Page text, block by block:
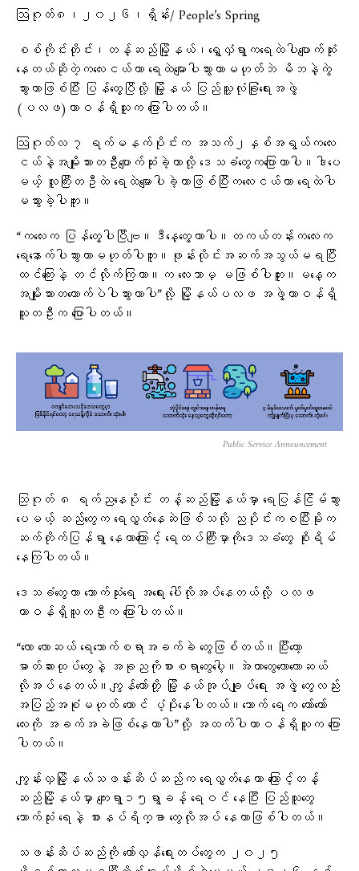
ဩဂုတ်၈၊၂၀၂၆၊ရှိန်း/ People’s Spring
စစ်ကိုင်းတိုင်း၊တန့်ဆည်မြို့နယ်၊ရွှေလှံရွာကရေထဲပါပျောက်ဆုံး
နေတယ်ဆိုတဲ့ကလေးငယ်ဟာ ရေထဲ​မျောပါသွားတာမဟုတ်ဘဲ မိဘနဲ့ကွဲ
သွားတာဖြစ်ပြီး ပြန်​တွေ့ပြီလို့ မြို့နယ် ပြည်သူ့လုံခြုံရေးအဖွဲ့
(ပလဖ)တာဝန်ရှိသူက ပြောပါတယ်။
ဩဂုတ်လ ၇ ရက်မနက်ပိုင်းက အသက်၂နှစ်အရွယ်ကလေး
ငယ်နဲ့အမျိုးသားတဦးပျောက်ဆုံးခဲ့တာလို့ ​ဒေသခံ​တွေက​ပြောတာပါ။ဒါ​ပေ
မယ့် လူကြီးတဦထဲ ​ရေ​ထဲ​​မျောပါခဲ့တာဖြစ်ပြီးက​လေးငယ်ဟာ ​ရေထဲ​ပါ
မသွားခဲ့ပါဘူး။
“ကလေးက ပြန်တွေ့ပါပြီဗျ။ဒီနေ့တွေ့တာပါ။တကယ်တန်းကလေးက
ရေနောက်ပါသွားတာမဟုတ်ပါဘူး။ဖုန်းလိုင်းအဆက်အသွယ်မရပြီး
ထင်ကြေးနဲ့ တင်လိုက်ကြတာ။က လေးဘာမှ မဖြစ်ပါဘူး။မနေ့က
အမျိုးသားတယောက်ပဲပါသွားတာပါ”လို့ မြို့နယ်ပလဖ အဖွဲ့တာဝန်ရှိ
သူတဦးက ပြောပါတယ်။
Public Service Announcement
သြဂုတ် ၈ ရက်ညနေပိုင်း တန့်ဆည်မြို့နယ်မှာ ရေပြန်ငြိမ်သွား
ပေမယ့် ဆည်တွေက ရေလွှတ်နေဆဲဖြစ်သလို ညပိုင်းကစပြီးမိုးက
ဆက်တိုက်ပြန်ရွာ နေတာကြောင့် ​​ရေထပ်ကြီးမှာကို​ဒေသခံ​တွေ စိုးရိမ်
နေကြပါတယ်။
ဒေသခံတွေဟာ သောက်သုံးရေ အရေး ပေါ်လိုအပ်နေတယ်လို့ ပလဖ
တာဝန်ရှိသူတဦးက ပြောပါတယ်။
“လော လောဆယ် ရေသောက်စရာအခက်ခဲ တွေဖြစ်တယ်။ပြီးတော့
ဓာတ်ဆားထုပ်တွေနဲ့ အခုညကိုစားစရာတွေပေါ့။အဲတာတွေလောလောဆယ်
လိုအပ် နေတယ်။ကျွန်တော်တို့ မြို့နယ်အုပ်ချုပ်ရေး အဖွဲ့ တွေလည်း
အပြည့်အစုံမဟုတ် တောင် ပံ့ပိုးနေပါတယ်။သောက် ရေက တော်တော်
လေးကို အခက်အခဲဖြစ်နေတာပါ”လို့ အထက်ပါတာဝန်ရှိသူက ပြော
ပါတယ်။
ကျွန်းလှမြို့နယ်သဖန်းဆိပ်ဆည်က ရေလွှတ်​နေတာ ကြောင့်တန့်
ဆည်မြို့နယ်မှာ ကျေးရွာ၁၅ရွာခန့် ရေဝင် နေပြီး ပြည်သူတွေ
သောက်သုံး ရေနဲ့ စားနပ်ရိက္ခာ တွေလိုအပ် နေတာဖြစ်ပါတယ်။
သဖန်းဆိပ်ဆည်ကို ​တော်လှန်​ရေးတပ်တွေက ၂၀၂၅